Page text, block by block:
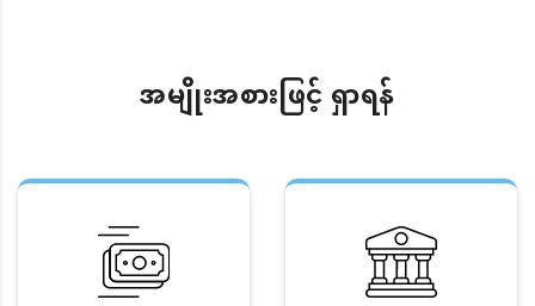
အမျိုးအစားဖြင့် ရှာရန်